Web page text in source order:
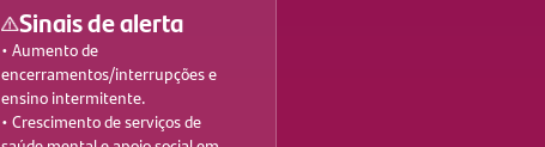
Sinais de alerta
• Aumento de
encerramentos/interrupções e
ensino intermitente.
• Crescimento de serviços de